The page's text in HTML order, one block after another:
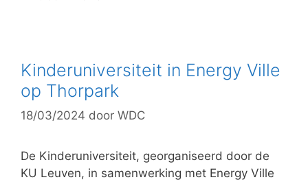
g
r
i
ë
n
Kinderuniversiteit in Energy Ville
op Thorpark
18/03/2024 door WDC
De Kinderuniversiteit, georganiseerd door de
KU Leuven, in samenwerking met Energy Ville